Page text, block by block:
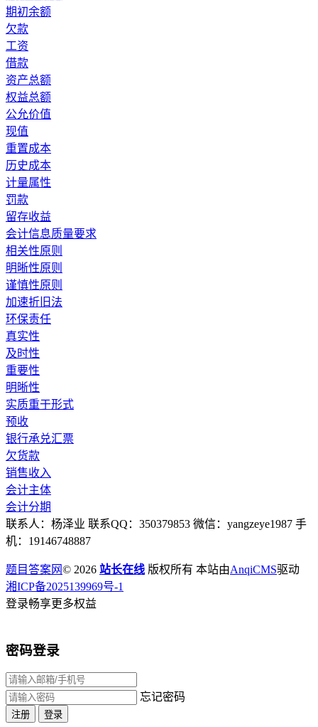
期初余额
欠款
工资
借款
资产总额
权益总额
公允价值
现值
重置成本
历史成本
计量属性
罚款
留存收益
会计信息质量要求
相关性原则
明晰性原则
谨慎性原则
加速折旧法
环保责任
真实性
及时性
重要性
明晰性
实质重于形式
预收
银行承兑汇票
欠货款
销售收入
会计主体
会计分期
联系人：杨泽业 联系QQ：350379853 微信：yangzeye1987 手
机：19146748887
题目答案网© 2026 站长在线 版权所有 本站由AnqiCMS驱动
湘ICP备2025139969号-1
登录畅享更多权益
密码登录
忘记密码
注册 登录